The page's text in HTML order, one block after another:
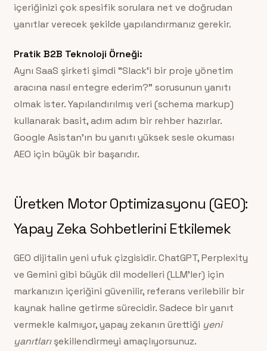
içeriğinizi çok spesifik sorulara net ve doğrudan
yanıtlar verecek şekilde yapılandırmanız gerekir.
Pratik B2B Teknoloji Örneği:
Aynı SaaS şirketi şimdi “Slack’i bir proje yönetim
aracına nasıl entegre ederim?” sorusunun yanıtı
olmak ister. Yapılandırılmış veri (schema markup)
kullanarak basit, adım adım bir rehber hazırlar.
Google Asistan’ın bu yanıtı yüksek sesle okuması
AEO için büyük bir başarıdır.
Üretken Motor Optimizasyonu (GEO):
Yapay Zeka Sohbetlerini Etkilemek
GEO dijitalin yeni ufuk çizgisidir. ChatGPT, Perplexity
ve Gemini gibi büyük dil modelleri (LLM’ler) için
markanızın içeriğini güvenilir, referans verilebilir bir
kaynak haline getirme sürecidir. Sadece bir yanıt
vermekle kalmıyor, yapay zekanın ürettiği yeni
yanıtlarışekillendirmeyi amaçlıyorsunuz.